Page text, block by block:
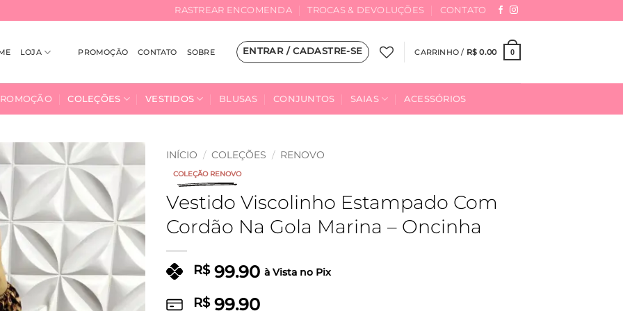
RASTREAR ENCOMENDA TROCAS & DEVOLUÇÕES CONTATO
LOJA PROMOÇÃO CONTATO SOBRE ENTRAR / CADASTRE-SE CARRINHO / R$ 0.00 0
COLEÇÕES VESTIDOS BLUSAS CONJUNTOS SAIAS ACESSÓRIOS
Adicionar
à Lista
INÍCIO / COLEÇÕES / RENOVO
COLEÇÃO RENOVO
Vestido Viscolinho Estampado Com
Cordão Na Gola Marina – Oncinha
R$99.90 à Vista no Pix
R$99.90